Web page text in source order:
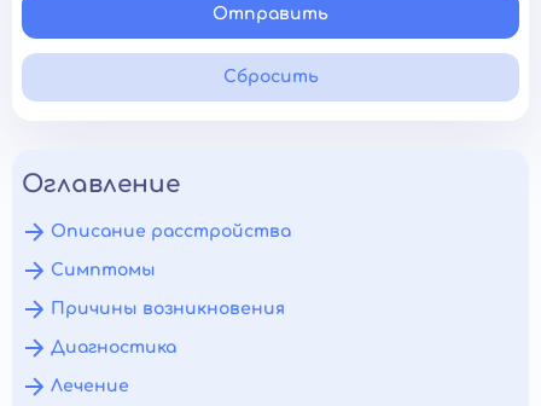
Отправить
Сбросить
Оглавление
Описание расстройства
Симптомы
Причины возникновения
Диагностика
Лечение